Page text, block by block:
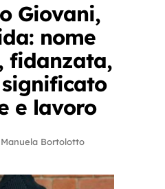
Giovani,
nome
fidanzata,
e lavoro
Manuela Bortolotto